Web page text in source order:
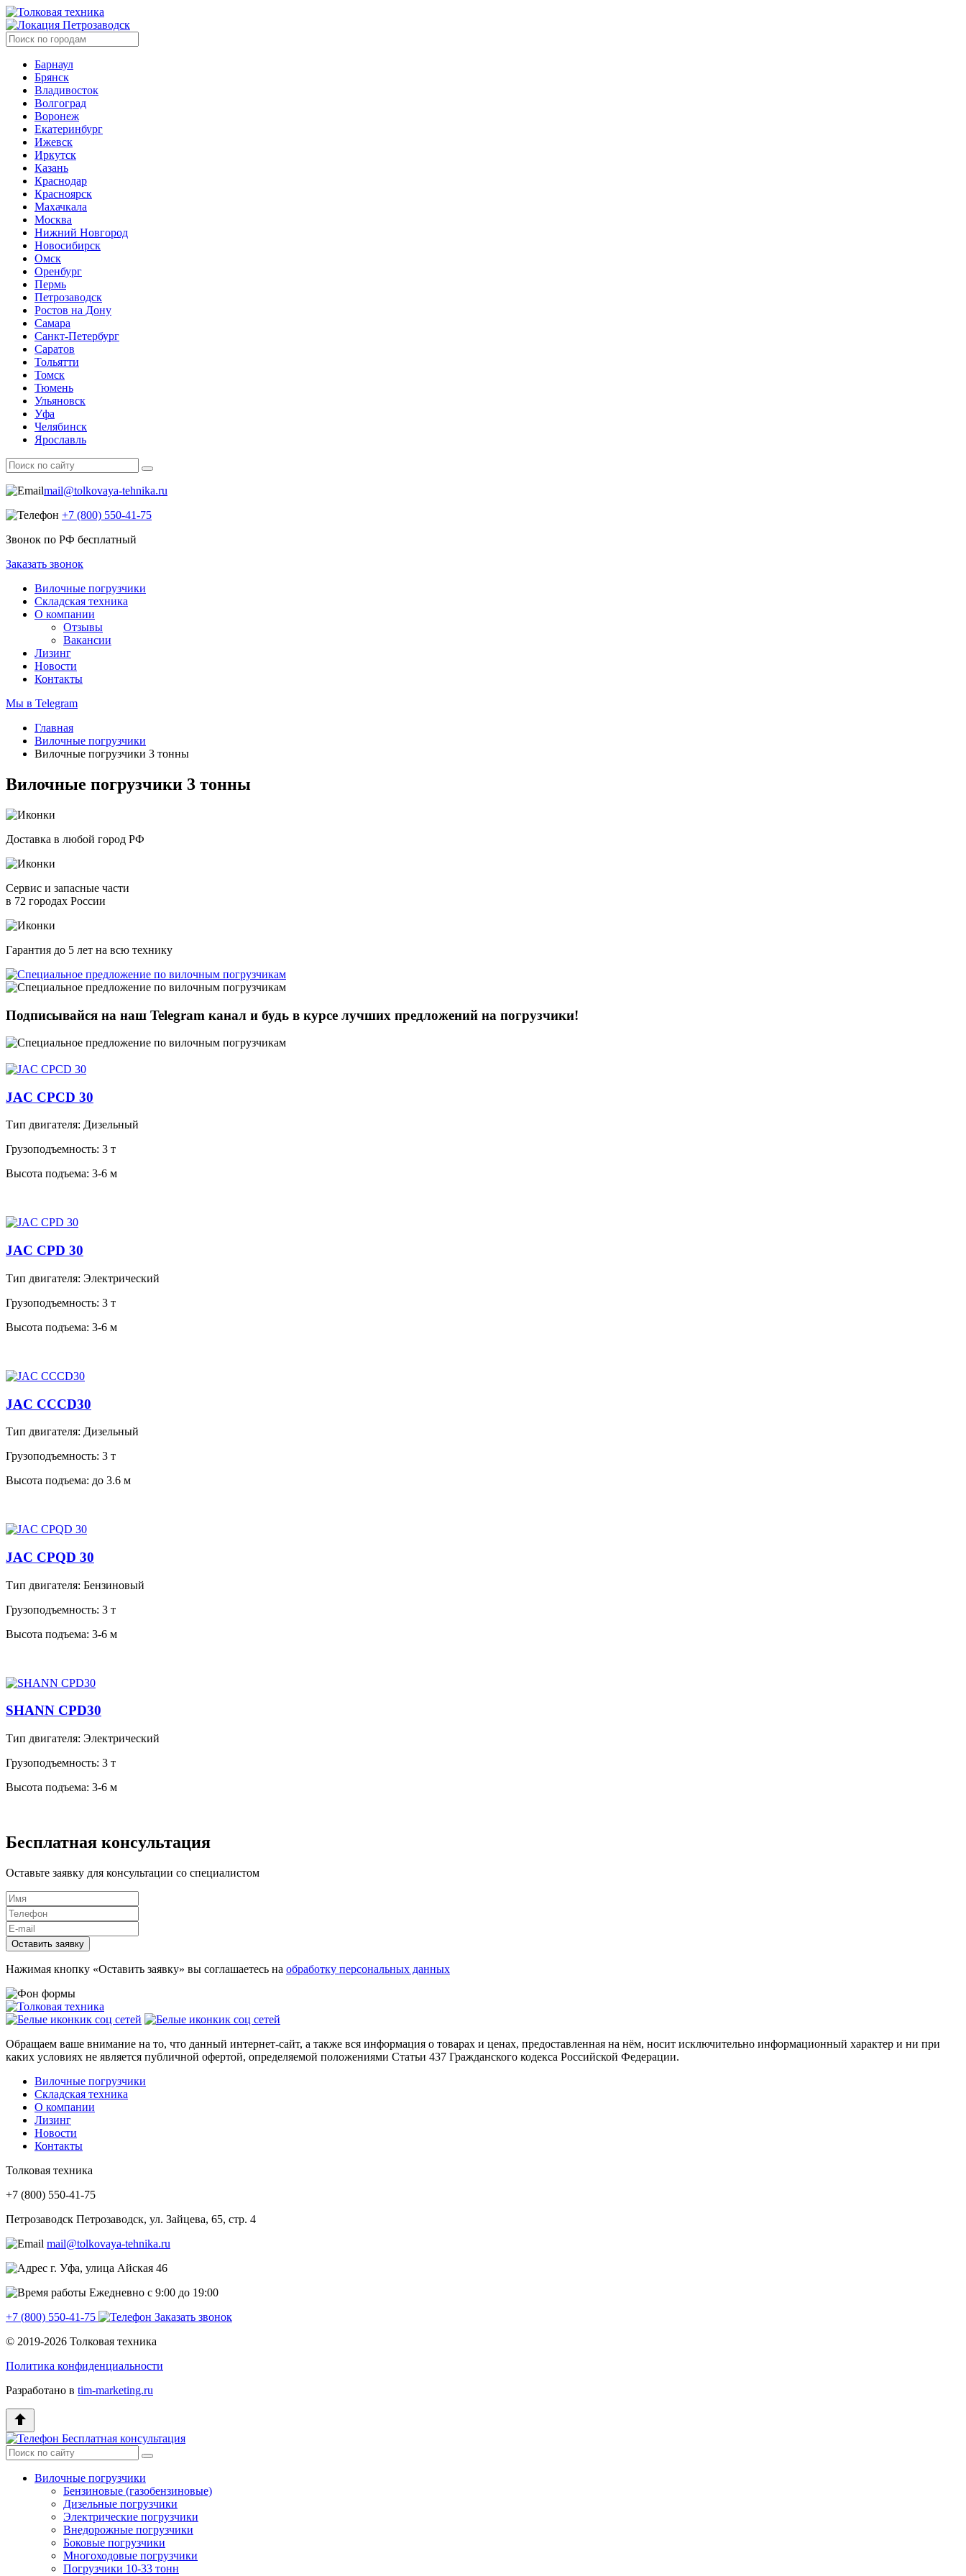
Петрозаводск
Барнаул
Брянск
Владивосток
Волгоград
Воронеж
Екатеринбург
Ижевск
Иркутск
Казань
Краснодар
Красноярск
Махачкала
Москва
Нижний Новгород
Новосибирск
Омск
Оренбург
Пермь
Петрозаводск
Ростов на Дону
Самара
Санкт-Петербург
Саратов
Тольятти
Томск
Тюмень
Ульяновск
Уфа
Челябинск
Ярославль
mail@tolkovaya-tehnika.ru
+7 (800) 550‑41‑75
Звонок по РФ бесплатный
Заказать звонок
Вилочные погрузчики
Складская техника
О компании
Отзывы
Вакансии
Лизинг
Новости
Контакты
Мы в Telegram
Главная
Вилочные погрузчики
Вилочные погрузчики 3 тонны
Вилочные погрузчики 3 тонны
Доставка в любой город РФ
Сервис и запасные части
в 72 городах России
Гарантия до 5 лет на всю технику
Подписывайся на наш Telegram канал и будь в курсе лучших предложений на погрузчики!
JAC CPCD 30
Тип двигателя: Дизельный
Грузоподъемность: 3 т
Высота подъема: 3-6 м
JAC CPD 30
Тип двигателя: Электрический
Грузоподъемность: 3 т
Высота подъема: 3-6 м
JAC CCCD30
Тип двигателя: Дизельный
Грузоподъемность: 3 т
Высота подъема: до 3.6 м
JAC CPQD 30
Тип двигателя: Бензиновый
Грузоподъемность: 3 т
Высота подъема: 3-6 м
SHANN CPD30
Тип двигателя: Электрический
Грузоподъемность: 3 т
Высота подъема: 3-6 м
Бесплатная консультация
Оставьте заявку для консультации со специалистом
Оставить заявку
Нажимая кнопку «Оставить заявку» вы соглашаетесь на обработку персональных данных
Обращаем ваше внимание на то, что данный интернет-сайт, а также вся информация о товарах и ценах, предоставленная на нём, носит исключительно информационный характер и ни при
каких условиях не является публичной офертой, определяемой положениями Статьи 437 Гражданского кодекса Российской Федерации.
Вилочные погрузчики
Складская техника
О компании
Лизинг
Новости
Контакты
Толковая техника
+7 (800) 550‑41‑75
Петрозаводск Петрозаводск, ул. Зайцева, 65, стр. 4
mail@tolkovaya-tehnika.ru
г. Уфа, улица Айская 46
Ежедневно с 9:00 до 19:00
+7 (800) 550‑41‑75
Заказать звонок
© 2019-2026 Толковая техника
Политика конфиденциальности
Разработано в tim-marketing.ru
Бесплатная консультация
Вилочные погрузчики
Бензиновые (газобензиновые)
Дизельные погрузчики
Электрические погрузчики
Внедорожные погрузчики
Боковые погрузчики
Многоходовые погрузчики
Погрузчики 10-33 тонн